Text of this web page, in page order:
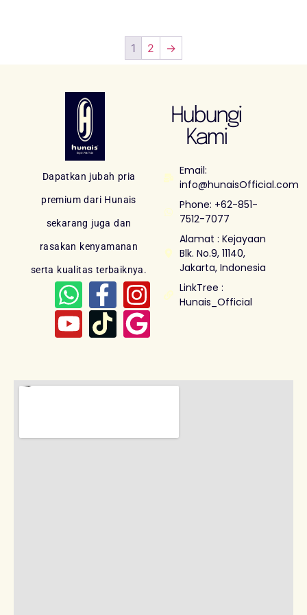
1 2 →
Dapatkan jubah pria
premium dari Hunais
sekarang juga dan
rasakan kenyamanan
serta kualitas terbaiknya.
Hubungi
Kami
Email:
info@hunaisOfficial.com
Phone: +62-851-
7512-7077
Alamat : Kejayaan
Blk. No.9, 11140,
Jakarta, Indonesia
LinkTree :
Hunais_Official